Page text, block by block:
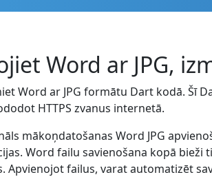
Word ar JPG,
Word ar JPG formātu Dart kodā. Šī
HTTPS zvanus internetā.
mākoņdatošanas Word JPG
Word failu savienošana kopā
Apvienojot failus, varat automatizēt